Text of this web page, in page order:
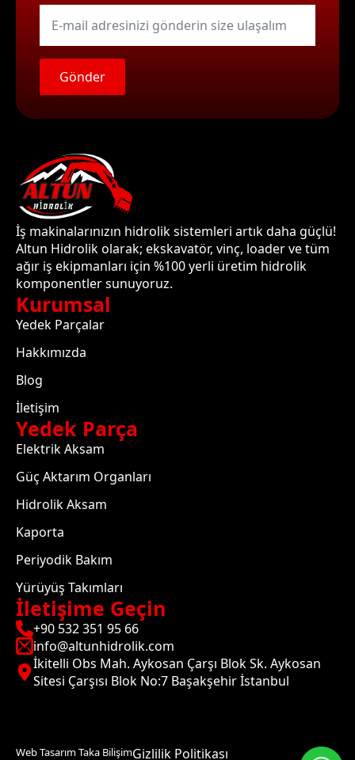
E-
mail
Gönder
İş makinalarınızın hidrolik sistemleri artık daha güçlü!
Altun Hidrolik olarak; ekskavatör, vinç, loader ve tüm
ağır iş ekipmanları için %100 yerli üretim hidrolik
komponentler sunuyoruz.
Kurumsal
Yedek Parçalar
Hakkımızda
Blog
İletişim
Yedek Parça
Elektrik Aksam
Güç Aktarım Organları
Hidrolik Aksam
Kaporta
Periyodik Bakım
Yürüyüş Takımları
İletişime Geçin
+90 532 351 95 66
info@altunhidrolik.com
İkitelli Obs Mah. Aykosan Çarşı Blok Sk. Aykosan
Sitesi Çarşısı Blok No:7 Başakşehir İstanbul
Web Tasarım Taka BilişimGizlilik Politikası